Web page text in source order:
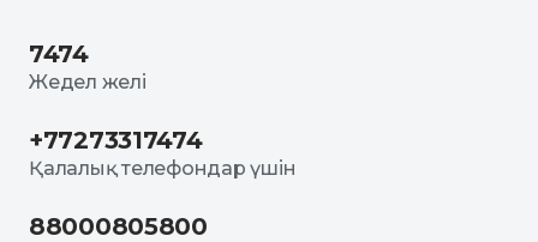
7474
Жедел желі
+77273317474
Қалалық телефондар үшін
88000805800